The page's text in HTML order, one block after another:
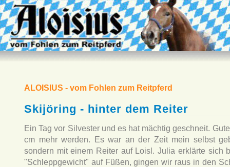
ALOISIUS - vom Fohlen zum Reitpferd
Skijöring - hinter dem Reiter
Ein Tag vor Silvester und es hat mächtig geschneit.
cm mehr werden. Es war an der Zeit mein selbst
sondern mit einem Reiter auf Loisl. Julia erklärte sich
"Schleppgewicht" auf Füßen, gingen wir raus in den